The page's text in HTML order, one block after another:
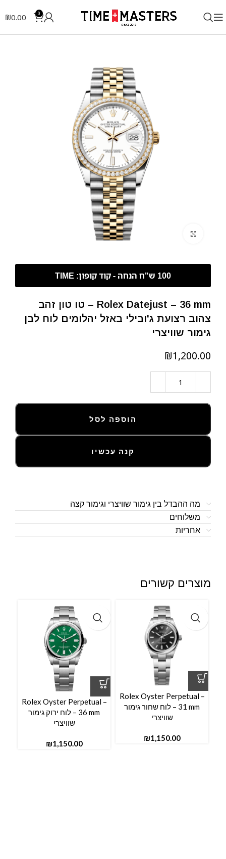
0
₪0.00
Rolex Datejust – 36 mm – טו טון זהב
צהוב רצועת ג'ובילי באזל יהלומים לוח לבן
גימור שוויצרי
₪
הוספה לסל
קנה עכשיו
מה ההבדל בין גימור שוויצרי וגימור קצה
משלוחים
אחריות
מוצרים קשורים
Rolex Oyster Perpetual –
31 mm – לוח שחור גימור
שוויצרי
₪
Rolex Oyster Perpetual –
36 mm – לוח ירוק גימור
שוויצרי
₪